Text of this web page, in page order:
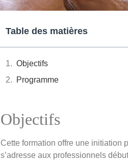
Table des matières
Objectifs
Programme
Objectifs
Cette formation offre une initiation
s’adresse aux professionnels